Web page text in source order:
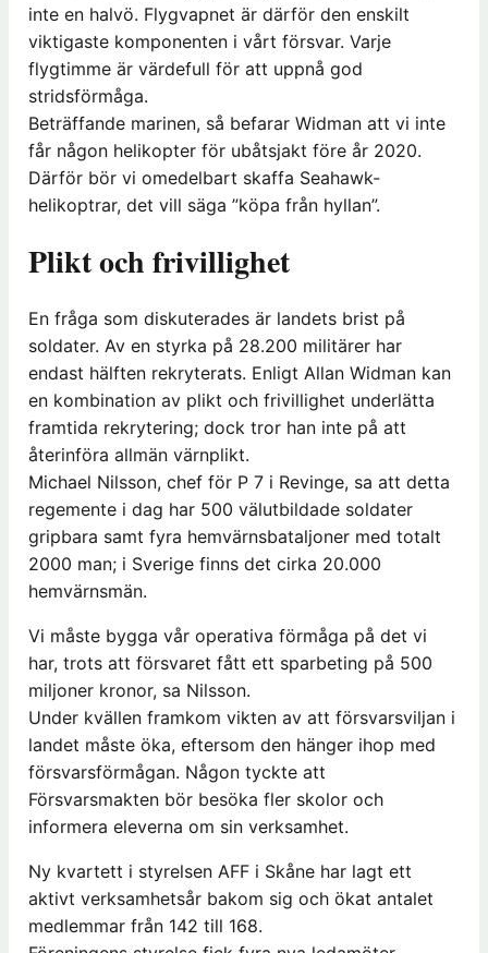
inte en halvö. Flygvapnet är därför den enskilt
viktigaste komponenten i vårt försvar. Varje
flygtimme är värdefull för att uppnå god
stridsförmåga.
Beträffande marinen, så befarar Widman att vi inte
får någon helikopter för ubåtsjakt före år 2020.
Därför bör vi omedelbart skaffa Seahawk-
helikoptrar, det vill säga ”köpa från hyllan”.
Plikt och frivillighet
En fråga som diskuterades är landets brist på
soldater. Av en styrka på 28.200 militärer har
endast hälften rekryterats. Enligt Allan Widman kan
en kombination av plikt och frivillighet underlätta
framtida rekrytering; dock tror han inte på att
återinföra allmän värnplikt.
Michael Nilsson, chef för P 7 i Revinge, sa att detta
regemente i dag har 500 välutbildade soldater
gripbara samt fyra hemvärnsbataljoner med totalt
2000 man; i Sverige finns det cirka 20.000
hemvärnsmän.
Vi måste bygga vår operativa förmåga på det vi
har, trots att försvaret fått ett sparbeting på 500
miljoner kronor, sa Nilsson.
Under kvällen framkom vikten av att försvarsviljan i
landet måste öka, eftersom den hänger ihop med
försvarsförmågan. Någon tyckte att
Försvarsmakten bör besöka fler skolor och
informera eleverna om sin verksamhet.
Ny kvartett i styrelsen AFF i Skåne har lagt ett
aktivt verksamhetsår bakom sig och ökat antalet
medlemmar från 142 till 168.